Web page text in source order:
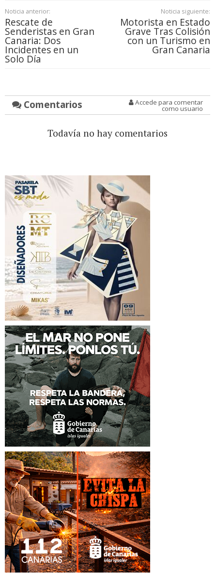
Noticia anterior:
Rescate de
Senderistas en Gran
Canaria: Dos
Incidentes en un
Solo Día
Noticia siguiente:
Motorista en Estado
Grave Tras Colisión
con un Turismo en
Gran Canaria
Comentarios Accede para comentar
como usuario
Todavía no hay comentarios